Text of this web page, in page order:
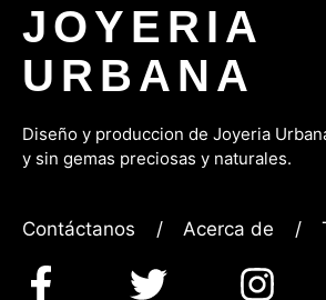
JOYERIA
URBANA
Diseño y produccion de Joyeria
y sin gemas preciosas y naturales.
Contáctanos / Acerca de /